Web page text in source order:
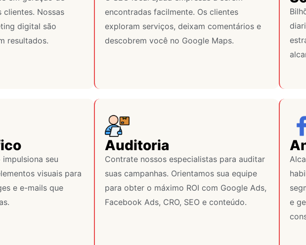
clientes. Nossas
digital são
resultados.
encontradas facilmente. Os clientes
exploram serviços, deixam comentários e
descobrem você no Google Maps.
seu
visuais para
e e-mails que
Auditoria
Contrate nossos especialistas para auditar
suas campanhas. Orientamos sua equipe
para obter o máximo ROI com Google Ads,
Facebook Ads, CRO, SEO e conteúdo.
e